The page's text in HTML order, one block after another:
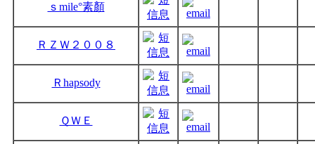
ｓmile°素顏
ＲＺＷ２００８
Ｒhapsody
ＱＷＥ